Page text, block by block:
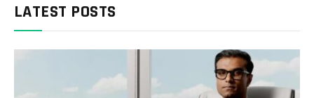
LATEST POSTS